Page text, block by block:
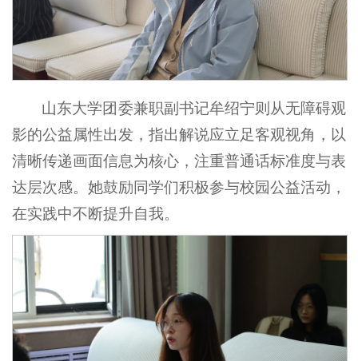
山东大学团委兼职副书记牟绍宁则从无障碍观
影的公益属性出发，指出解说应立足客观视角，以
清晰传递画面信息为核心，注重普通话标准度与表
达层次感。她鼓励同学们积极参与校园公益活动，
在实践中不断提升自我。